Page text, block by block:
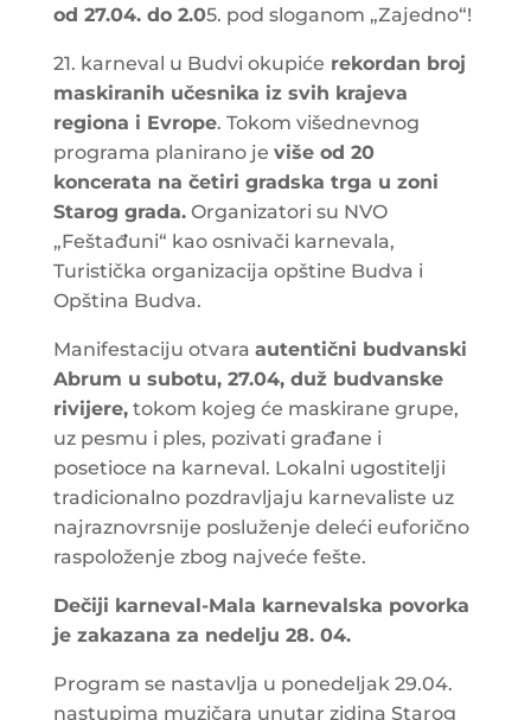
od 27.04. do 2.05. pod sloganom „Zajedno“!
21. karneval u Budvi okupiće rekordan broj
maskiranih učesnika iz svih krajeva
regiona i Evrope. Tokom višednevnog
programa planirano je više od 20
koncerata na četiri gradska trga u zoni
Starog grada.Organizatori su NVO
„Feštađuni“ kao osnivači karnevala,
Turistička organizacija opštine Budva i
Opština Budva.
Manifestaciju otvara autentični budvanski
Abrum u subotu, 27.04, duž budvanske
rivijere,tokom kojeg će maskirane grupe,
uz pesmu i ples, pozivati građane i
posetioce na karneval. Lokalni ugostitelji
tradicionalno pozdravljaju karnevaliste uz
najraznovrsnije posluženje deleći euforično
raspoloženje zbog najveće fešte.
Dečiji karneval-Mala karnevalska povorka
je zakazana za nedelju 28. 04.
Program se nastavlja u ponedeljak 29.04.
nastupima muzičara unutar zidina Starog